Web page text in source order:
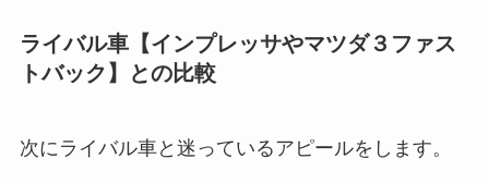
ライバル車【インプレッサやマツダ３ファス
トバック】との比較
次にライバル車と迷っているアピールをします。